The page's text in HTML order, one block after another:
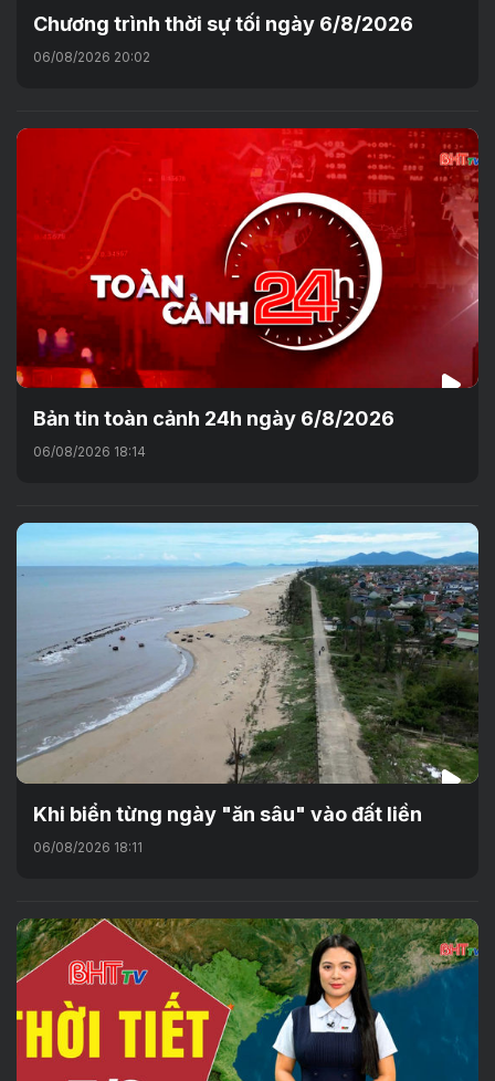
Chương trình thời sự tối ngày 6/8/2026
06/08/2026 20:02
Bản tin toàn cảnh 24h ngày 6/8/2026
06/08/2026 18:14
Khi biển từng ngày "ăn sâu" vào đất liền
06/08/2026 18:11